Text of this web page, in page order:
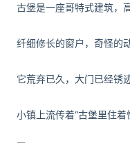
古堡是一座哥特式建筑，
纤细修长的窗户，奇怪的
它荒弃已久，大门已经锈
小镇上流传着“古堡里住